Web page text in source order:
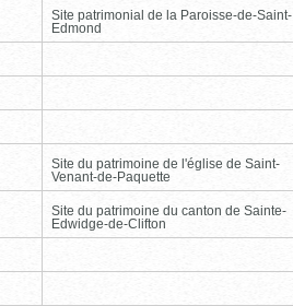
Site patrimonial de la Paroisse-de-Saint-
Edmond
Site du patrimoine de l'église de Saint-
Venant-de-Paquette
Site du patrimoine du canton de Sainte-
Edwidge-de-Clifton